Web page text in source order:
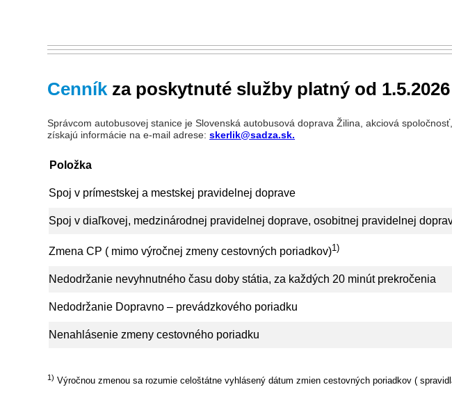
Cenník za poskytnuté služby platný od 1.5.2026
Správcom autobusovej stanice je Slovenská autobusová doprava Žilina, akciová
získajú informácie na e-mail adrese:skerlik@sadza.sk.
Položka
Spoj v prímestskej a mestskej pravidelnej doprave
Spoj v diaľkovej, medzinárodnej pravidelnej doprave, osobitnej pravidelnej
Zmena CP ( mimo výročnej zmeny cestovných poriadkov)1)
Nedodržanie nevyhnutného času doby státia, za každých 20 minút prekročenia
Nedodržanie Dopravno – prevádzkového poriadku
Nenahlásenie zmeny cestovného poriadku
1) Výročnou zmenou sa rozumie celoštátne vyhlásený dátum zmien cestovných poriadkov (